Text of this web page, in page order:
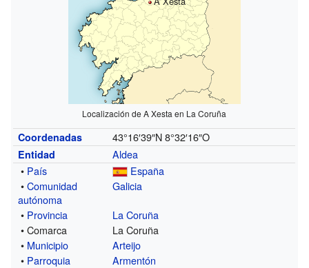
Localización de A Xesta en La Coruña
Coordenadas 43°16′39″N 8°32′16″O
Entidad
Aldea
• País
España
•Comunidad
autónoma
Galicia
• Provincia
La Coruña
• Comarca
La Coruña
• Municipio
Arteijo
• Parroquia Armentón